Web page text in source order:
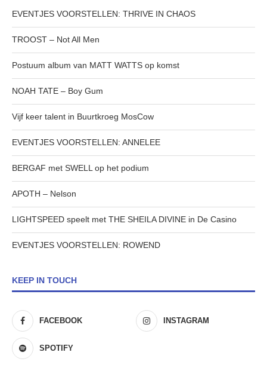
EVENTJES VOORSTELLEN: THRIVE IN CHAOS
TROOST – Not All Men
Postuum album van MATT WATTS op komst
NOAH TATE – Boy Gum
Vijf keer talent in Buurtkroeg MosCow
EVENTJES VOORSTELLEN: ANNELEE
BERGAF met SWELL op het podium
APOTH – Nelson
LIGHTSPEED speelt met THE SHEILA DIVINE in De Casino
EVENTJES VOORSTELLEN: ROWEND
KEEP IN TOUCH
FACEBOOK INSTAGRAM
SPOTIFY